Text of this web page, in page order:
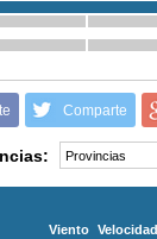
Comparte
Viento Velocidad